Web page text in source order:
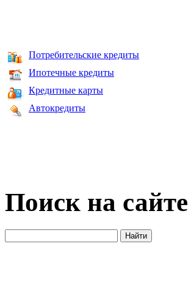
Потребительские кредиты
Ипотечные кредиты
Кредитные карты
Автокредиты
Поиск на сайте